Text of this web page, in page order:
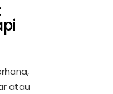
atau